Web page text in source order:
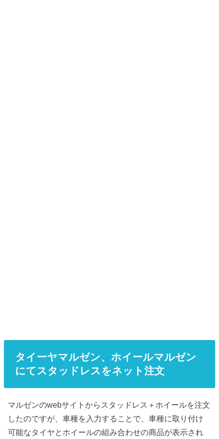
タイーヤマルゼン、ホイールマルゼン
にてスタッドレスをネット注文
マルゼンのwebサイトからスタッドレス＋ホイールを注文
したのですが、車種を入力することで、車種に取り付け
可能なタイヤとホイールの組み合わせの商品が表示され